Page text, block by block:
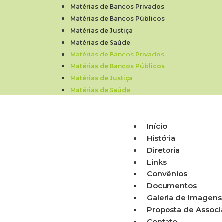
Matérias de Bancos Privados
Matérias de Bancos Públicos
Matérias de Justiça
Matérias de Saúde
Matérias de Bancos Privados
Matérias de Bancos Públicos
Matérias de Justiça
Matérias de Saúde
Início
História
Diretoria
Links
Convênios
Documentos
Galeria de Imagens
Proposta de